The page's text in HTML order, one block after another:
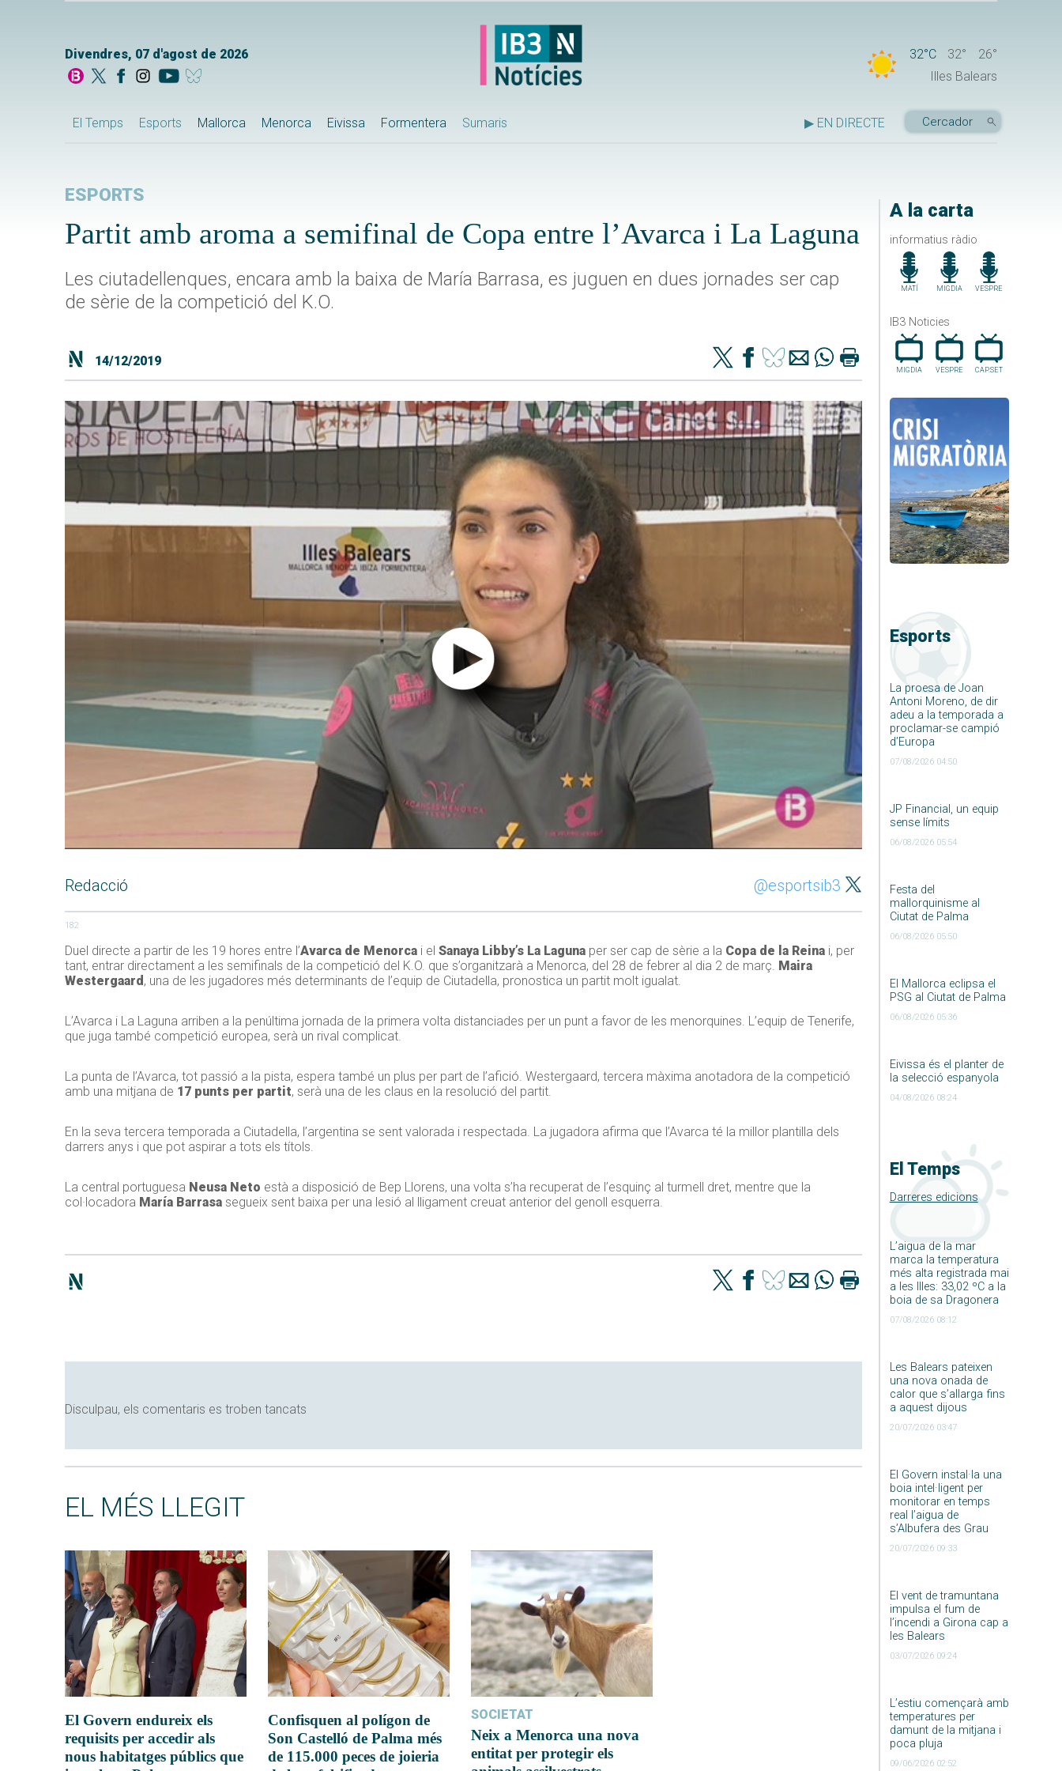
Divendres, 07 d'agost de 2026 32°C 32°
26°
Illes Balears
El Temps Esports Mallorca Menorca Eivissa Formentera Sumaris ▶ EN DIRECTE
A la carta
informatius ràdio
MATÍ MIGDIA VESPRE
IB3 Noticies
MIGDIA VESPRE CAP.SET
Esports
La proesa de Joan
Antoni Moreno, de dir
adeu a la temporada a
proclamar-se campió
d’Europa
07/08/2026 04:50
JP Financial, un equip
sense límits
06/08/2026 05:54
Festa del
mallorquinisme al
Ciutat de Palma
06/08/2026 05:50
El Mallorca eclipsa el
PSG al Ciutat de Palma
06/08/2026 05:36
Eivissa és el planter de
la selecció espanyola
04/08/2026 08:24
El Temps
Darreres edicions
L’aigua de la mar
marca la temperatura
més alta registrada mai
a les Illes: 33,02 ºC a la
boia de sa Dragonera
07/08/2026 08:12
Les Balears pateixen
una nova onada de
calor que s’allarga fins
a aquest dijous
20/07/2026 03:47
El Govern instal·la una
boia intel·ligent per
monitorar en temps
real l’aigua de
s’Albufera des Grau
20/07/2026 09:33
El vent de tramuntana
impulsa el fum de
l’incendi a Girona cap a
les Balears
03/07/2026 09:24
L’estiu començarà amb
temperatures per
damunt de la mitjana i
poca pluja
09/06/2026 02:52
ESPORTS
Partit amb aroma a semifinal de Copa entre l’Avarca i La Laguna
Les ciutadellenques, encara amb la baixa de María Barrasa, es juguen en dues jornades ser cap
de sèrie de la competició del K.O.
14/12/2019
Redacció @esportsib3
182
Duel directe a partir de les 19 hores entre l’Avarca de Menorca i el Sanaya Libby’s La Laguna per ser cap de sèrie a la Copa de la Reina i, per
tant, entrar directament a les semifinals de la competició del K.O. que s’organitzarà a Menorca, del 28 de febrer al dia 2 de març. Maira
Westergaard , una de les jugadores més determinants de l’equip de Ciutadella, pronostica un partit molt igualat.
L’Avarca i La Laguna arriben a la penúltima jornada de la primera volta distanciades per un punt a favor de les menorquines. L’equip de Tenerife,
que juga també competició europea, serà un rival complicat.
La punta de l’Avarca, tot passió a la pista, espera també un plus per part de l’afició. Westergaard, tercera màxima anotadora de la competició
amb una mitjana de 17 punts per partit, serà una de les claus en la resolució del partit.
En la seva tercera temporada a Ciutadella, l’argentina se sent valorada i respectada. La jugadora afirma que l’Avarca té la millor plantilla dels
darrers anys i que pot aspirar a tots els títols.
La central portuguesa Neusa Neto està a disposició de Bep Llorens, una volta s’ha recuperat de l’esquinç al turmell dret, mentre que la
col·locadora María Barrasa segueix sent baixa per una lesió al lligament creuat anterior del genoll esquerra.
Disculpau, els comentaris es troben tancats
EL MÉS LLEGIT
El Govern endureix els
requisits per accedir als
nous habitatges públics que
Confisquen al polígon de
Son Castelló de Palma més
de 115.000 peces de joieria
SOCIETAT
Neix a Menorca una nova
entitat per protegir els